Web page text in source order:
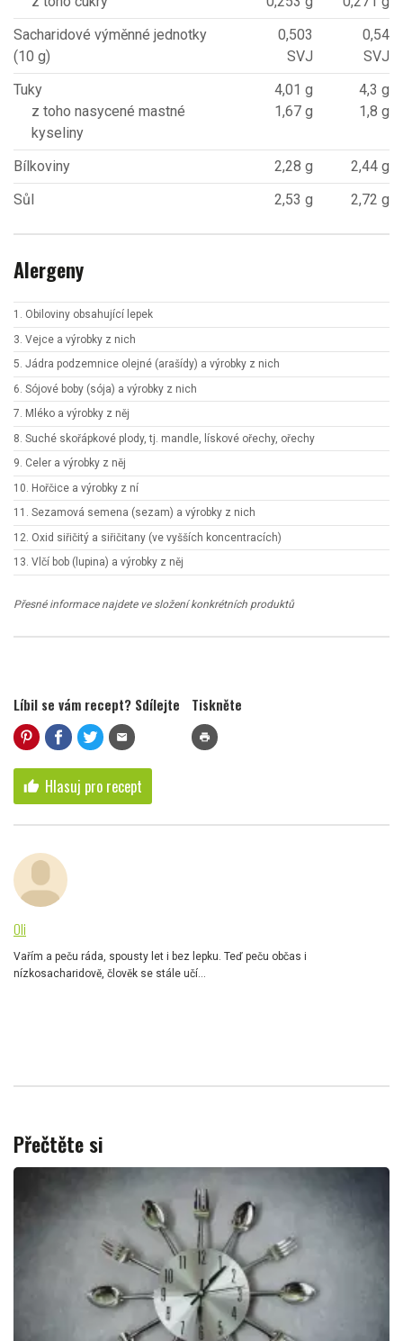
Sacharidové výměnné jednotky
(10 g)
0,503
SVJ
0,54
SVJ
Tuky
z toho nasycené mastné
kyseliny
4,01 g
1,67 g
4,3 g
1,8 g
Bílkoviny 2,28 g
2,44 g
Sůl
2,53 g 2,72 g
Alergeny
1. Obiloviny obsahující lepek
3. Vejce a výrobky z nich
5. Jádra podzemnice olejné (arašídy) a výrobky z nich
6. Sójové boby (sója) a výrobky z nich
7. Mléko a výrobky z něj
8. Suché skořápkové plody, tj. mandle, lískové ořechy, ořechy
9. Celer a výrobky z něj
10. Hořčice a výrobky z ní
11. Sezamová semena (sezam) a výrobky z nich
12. Oxid siřičitý a siřičitany (ve vyšších koncentracích)
13. Vlčí bob (lupina) a výrobky z něj
Přesné informace najdete ve složení konkrétních produktů
Líbil se vám recept? Sdílejte
mail
Tiskněte
print
thumb_up Hlasuj pro recept
Oli
Vařím a peču ráda, spousty let i bez lepku. Teď peču občas i
nízkosacharidově, člověk se stále učí...
Přečtěte si